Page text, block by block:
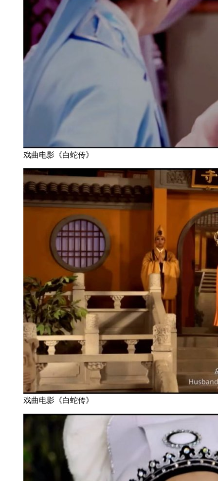
戏曲电影《白蛇传》
戏曲电影《白蛇传》